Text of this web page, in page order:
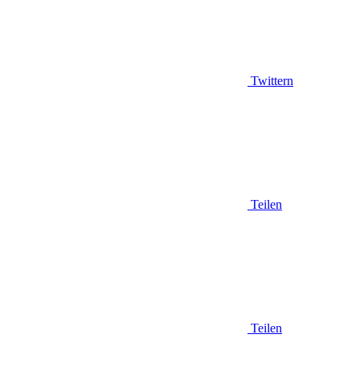
Twittern
Teilen
Teilen